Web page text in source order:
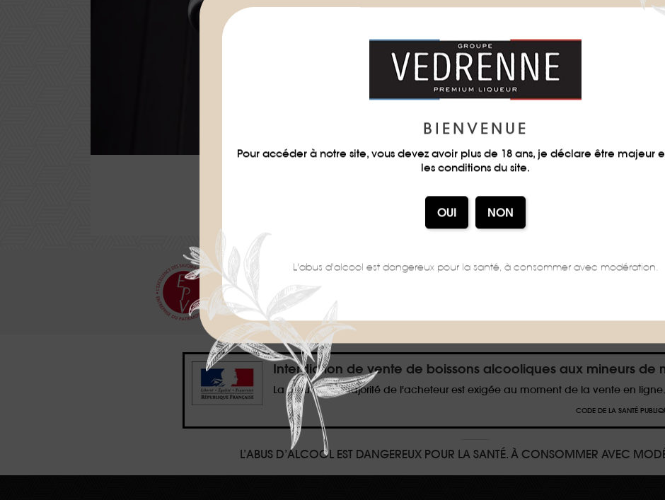
dans une
Verser la mousse
le motif
NOS EMBALLAGES PEUVENT FAIRE L'OBJET D'UNE CONSIGNE DE TRI, POUR EN SAVOIR
Interdiction de vente de boissons alcooliques aux mineurs de
La preuve de majorité de l'acheteur est exigée au moment de la vente en ligne.
CODE DE LA SANTÉ
L’ABUS D’ALCOOL EST DANGEREUX POUR LA SANTÉ. À CONSOMMER AVEC
BIENVENUE
Pour accéder à notre site, vous devez avoir plus de 18 ans, je déclare être majeur
les conditions du site.
L'abus d'alcool est dangereux pour la santé, à consommer avec modération.